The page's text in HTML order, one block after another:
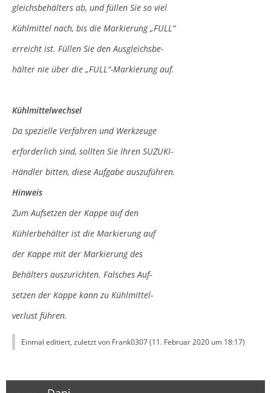
gleichsbehälters ab, und füllen Sie so viel
Kühlmittel nach, bis die Markierung „FULL“
erreicht ist. Füllen Sie den Ausgleichsbe-
hälter nie über die „FULL“-Markierung auf.
Kühlmittelwechsel
Da spezielle Verfahren und Werkzeuge
erforderlich sind, sollten Sie Ihren SUZUKI-
Händler bitten, diese Aufgabe auszuführen.
Hinweis
Zum Aufsetzen der Kappe auf den
Kühlerbehälter ist die Markierung auf
der Kappe mit der Markierung des
Behälters auszurichten. Falsches Auf-
setzen der Kappe kann zu Kühlmittel-
verlust führen.
Einmal editiert, zuletzt von Frank0307 (11. Februar 2020 um 18:17)